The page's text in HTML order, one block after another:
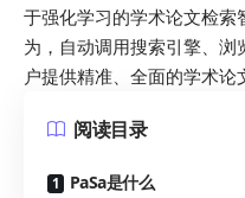
于强化学习的学术论文检索
为，自动调用搜索引擎 、
户提供精准、全面的学术论
阅读目录
PaSa是什么